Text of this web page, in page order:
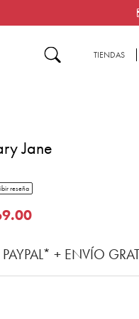
TIENDAS
Jane
del cliente
rating
reseña
de
+ ENVÍO